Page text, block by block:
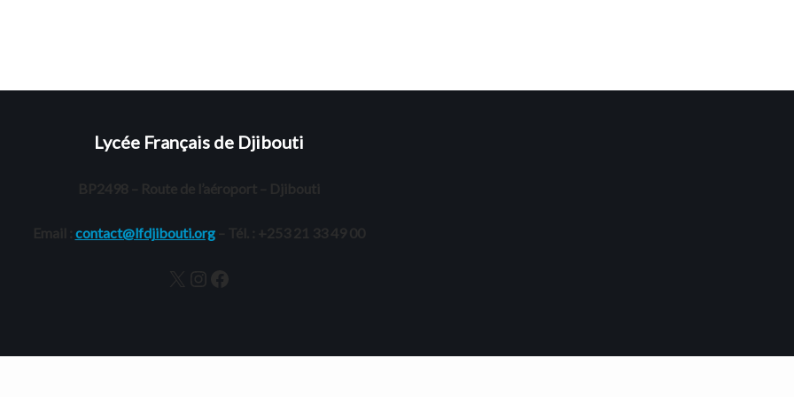
Lycée Français de Djibouti
BP2498 – Route de l’aéroport – Djibouti
Email : contact@lfdjibouti.org– Tél. : +253 21 33 49 00